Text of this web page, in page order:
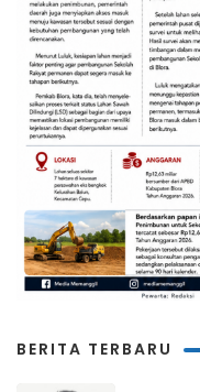
BERITA TERBARU